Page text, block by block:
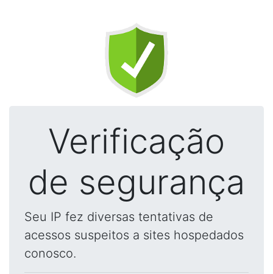
Verificação
de segurança
Seu IP fez diversas tentativas de
acessos suspeitos a sites hospedados
conosco.